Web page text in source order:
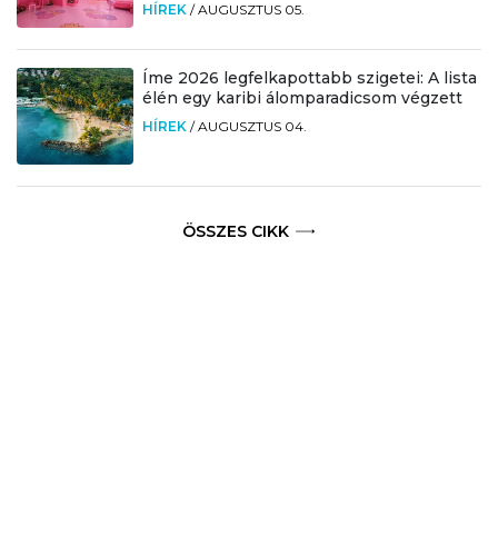
HÍREK /AUGUSZTUS 05.
Íme 2026 legfelkapottabb szigetei: A lista
élén egy karibi álomparadicsom végzett
HÍREK /AUGUSZTUS 04.
ÖSSZES CIKK